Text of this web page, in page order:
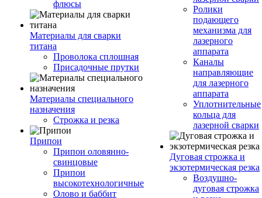
флюсы
Материалы для сварки
титана
Проволока сплошная
Присадочные прутки
Материалы специального
назначения
Строжка и резка
Припои
Припои оловянно-
свинцовые
Припои
высокотехнологичные
Олово и баббит
Ролики
подающего
механизма для
лазерного
аппарата
Каналы
направляющие
для лазерного
аппарата
Уплотнительные
кольца для
лазерной сварки
Дуговая строжка и
экзотермическая резка
Воздушно-
дуговая строжка